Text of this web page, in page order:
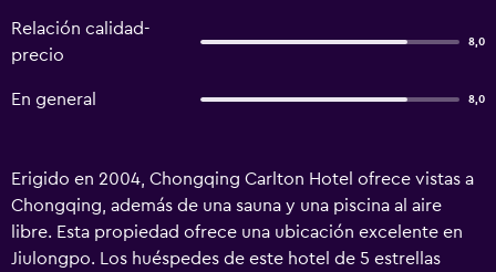
Relación calidad-
precio
8,0
En general 8,0
Erigido en 2004, Chongqing Carlton Hotel ofrece vistas a
Chongqing, además de una sauna y una piscina al aire
libre. Esta propiedad ofrece una ubicación excelente en
Jiulongpo. Los huéspedes de este hotel de 5 estrellas